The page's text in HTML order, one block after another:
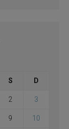
S D
2 3
9 10